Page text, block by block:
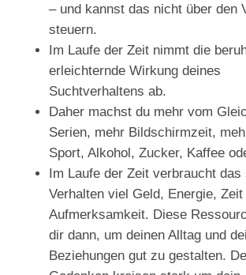
– und kannst das nicht über den
steuern.
Im Laufe der Zeit nimmt die
erleichternde Wirkung deines
Suchtverhaltens ab.
Daher machst du mehr vom
Serien, mehr Bildschirmzeit,
Sport, Alkohol, Zucker, Kaffee
Im Laufe der Zeit verbraucht das
Verhalten viel Geld, Energie, Zeit
Aufmerksamkeit. Diese
dir dann, um deinen Alltag und
Beziehungen gut zu gestalten.